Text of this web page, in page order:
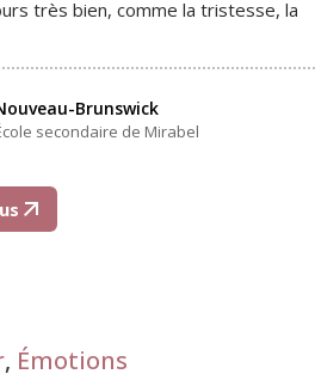
très bien, comme la tristesse, la
Brunswick
secondaire de Mirabel
, Émotions